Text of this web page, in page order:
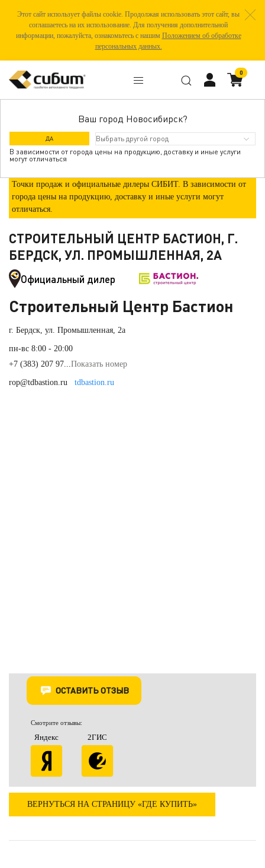
Этот сайт использует файлы cookie. Продолжая использовать этот сайт, вы
соглашаетесь на их использование. Для получения дополнительной
информации, пожалуйста, ознакомьтесь с нашим Положением об обработке
персональных данных.
Ваш город Новосибирск?
ДА
В зависимости от города цены на продукцию, доставку и иные услуги
могут отличаться
0
ГДЕ КУПИТЬ
Точки продаж и официальные дилеры СИБИТ. В зависимости от
города цены на продукцию, доставку и иные услуги могут
отличаться.
СТРОИТЕЛЬНЫЙ ЦЕНТР БАСТИОН, Г.
БЕРДСК, УЛ. ПРОМЫШЛЕННАЯ, 2А
Официальный дилер
Строительный Центр Бастион
г. Бердск, ул. Промышленная, 2а
пн-вс 8:00 - 20:00
+7 (383) 207 97...Показать номер
rop@tdbastion.ru tdbastion.ru
ОСТАВИТЬ ОТЗЫВ
Смотрите отзывы:
Яндекс 2ГИС
ВЕРНУТЬСЯ НА СТРАНИЦУ «ГДЕ КУПИТЬ»